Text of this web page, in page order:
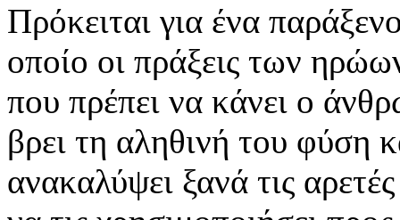
Πρόκειται για ένα
οποίο οι πράξεις των
που πρέπει να κάνει ο
βρει τη αληθινή του φύση
ανακαλύψει ξανά τις